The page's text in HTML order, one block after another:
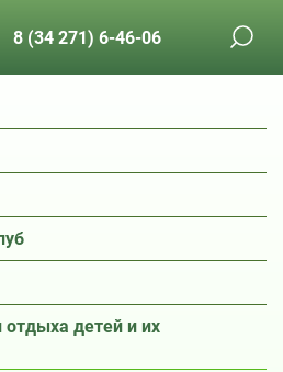
8 (34 271) 6-46-06
отдыха детей и их